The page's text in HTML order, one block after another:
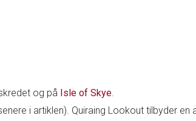
og på Isle of Skye
i artiklen). Quiraing Lookout tilbyder en